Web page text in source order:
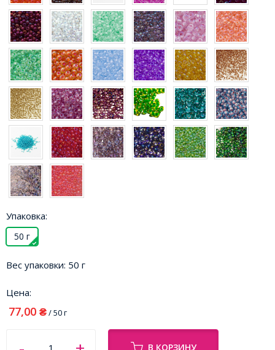
Упаковка:
50 г
Вес упаковки: 50 г
Цена:
77,00 ₴/ 50 г
В КОРЗИНУ